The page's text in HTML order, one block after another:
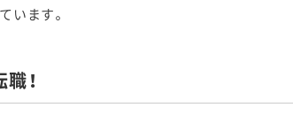
います。
！